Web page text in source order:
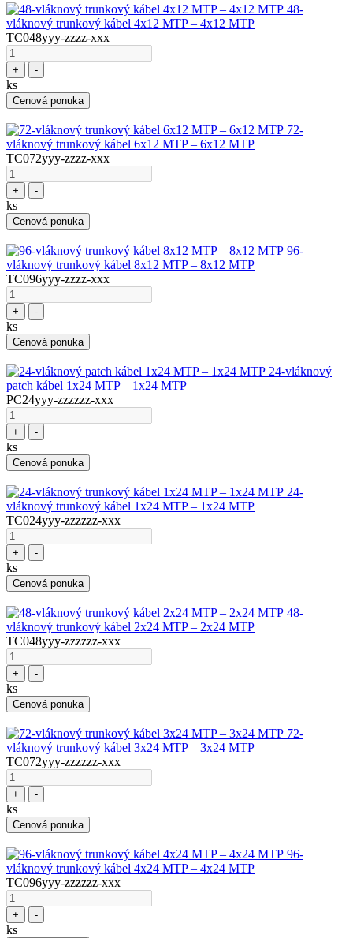
48-
vláknový trunkový kábel 4x12 MTP – 4x12 MTP
TC048yyy-zzzz-xxx
+ -
ks
Cenová ponuka
72-
vláknový trunkový kábel 6x12 MTP – 6x12 MTP
TC072yyy-zzzz-xxx
+ -
ks
Cenová ponuka
96-
vláknový trunkový kábel 8x12 MTP – 8x12 MTP
TC096yyy-zzzz-xxx
+ -
ks
Cenová ponuka
24-vláknový
patch kábel 1x24 MTP – 1x24 MTP
PC24yyy-zzzzzz-xxx
+ -
ks
Cenová ponuka
24-
vláknový trunkový kábel 1x24 MTP – 1x24 MTP
TC024yyy-zzzzzz-xxx
+ -
ks
Cenová ponuka
48-
vláknový trunkový kábel 2x24 MTP – 2x24 MTP
TC048yyy-zzzzzz-xxx
+ -
ks
Cenová ponuka
72-
vláknový trunkový kábel 3x24 MTP – 3x24 MTP
TC072yyy-zzzzzz-xxx
+ -
ks
Cenová ponuka
96-
vláknový trunkový kábel 4x24 MTP – 4x24 MTP
TC096yyy-zzzzzz-xxx
+ -
ks